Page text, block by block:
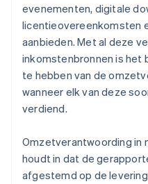
evenementen, digitale
licentieovereenkomsten
aanbieden. Met al deze
inkomstenbronnen is het
te hebben van de
wanneer elk van deze
verdiend.
Omzetverantwoording in
houdt in dat de
afgestemd op de